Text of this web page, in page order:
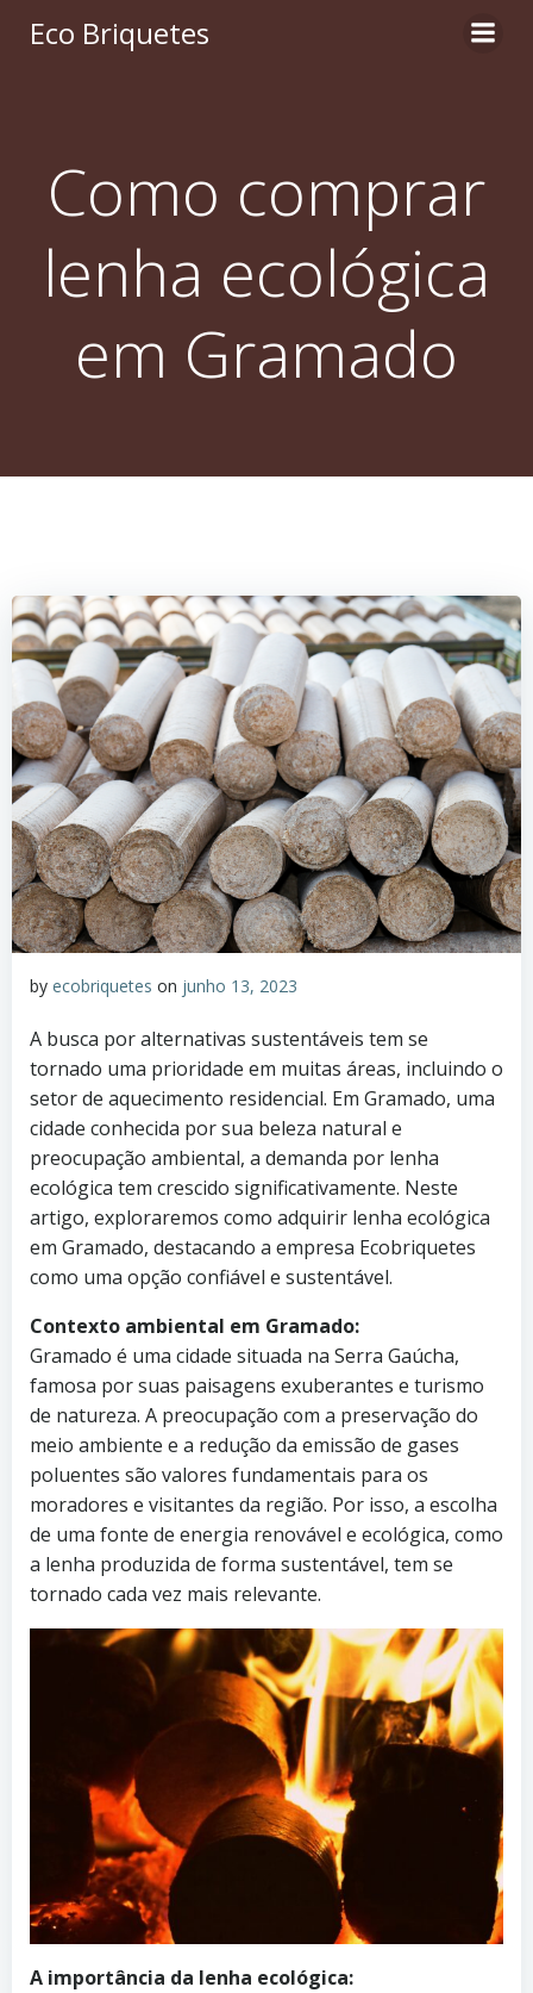
Eco Briquetes
Como comprar
lenha ecológica
em Gramado
by ecobriquetes on junho 13, 2023
A busca por alternativas sustentáveis tem se
tornado uma prioridade em muitas áreas, incluindo o
setor de aquecimento residencial. Em Gramado, uma
cidade conhecida por sua beleza natural e
preocupação ambiental, a demanda por lenha
ecológica tem crescido significativamente. Neste
artigo, exploraremos como adquirir lenha ecológica
em Gramado, destacando a empresa Ecobriquetes
como uma opção confiável e sustentável.
Contexto ambiental em Gramado:
Gramado é uma cidade situada na Serra Gaúcha,
famosa por suas paisagens exuberantes e turismo
de natureza. A preocupação com a preservação do
meio ambiente e a redução da emissão de gases
poluentes são valores fundamentais para os
moradores e visitantes da região. Por isso, a escolha
de uma fonte de energia renovável e ecológica, como
a lenha produzida de forma sustentável, tem se
tornado cada vez mais relevante.
A importância da lenha ecológica: